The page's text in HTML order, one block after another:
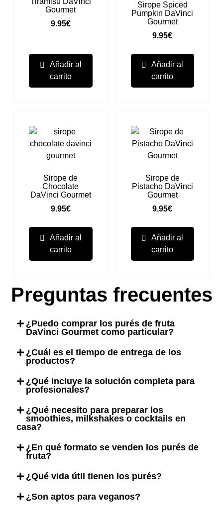
Gourmet
9.95€
Añadir al
carrito
Sirope Spiced
Pumpkin DaVinci
Gourmet
9.95€
Añadir al
carrito
Sirope de
Chocolate
DaVinci Gourmet
9.95€
Añadir al
carrito
Sirope de
Pistacho DaVinci
Gourmet
9.95€
Añadir al
carrito
Preguntas frecuentes
¿Puedo comprar los purés de fruta
DaVinci Gourmet como particular?
¿Cuál es el tiempo de entrega de los
productos?
¿Qué incluye la solución completa para
profesionales?
¿Qué necesito para preparar los
smoothies, milkshakes o cocktails en
casa?
¿En qué formato se venden los purés de
fruta?
¿Qué vida útil tienen los purés?
¿Son aptos para veganos?